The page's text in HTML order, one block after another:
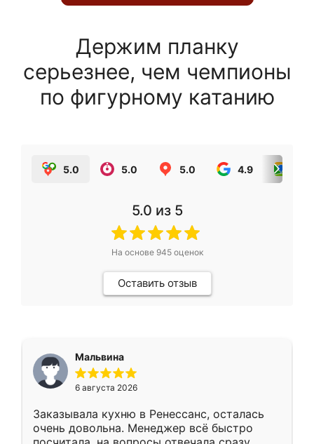
Держим планку
серьезнее, чем чемпионы
по фигурному катанию
5.0 5.0 5.0 4.9
5.0 из 5
На основе 945оценок
Оставить отзыв
Мальвина
6 августа 2026
Заказывала кухню в Ренессанс, осталась
очень довольна. Менеджер всё быстро